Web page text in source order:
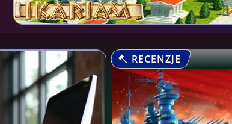
RECENZJE